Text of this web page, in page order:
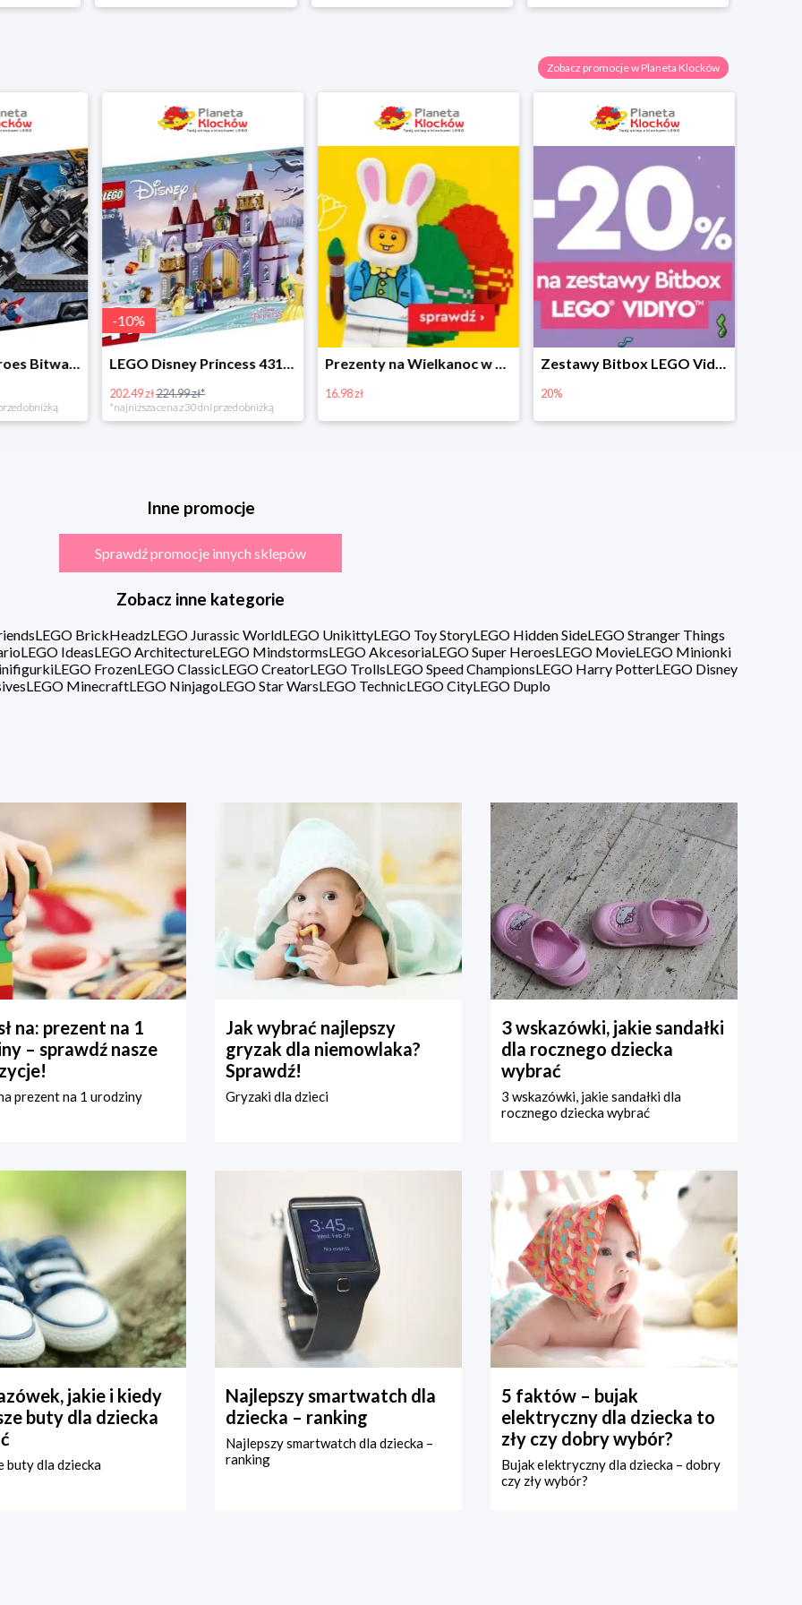
Zobacz promocje w Planeta Klocków
LEGO Super Heroes Bitwa powietrzna w super cenie
obniżką
10%
LEGO Disney Princess 43180 Zimowe święto w zamku Belli
202.49 zł224.99 zł*
*najniższa cena z 30 dni przed obniżką
Prezenty na Wielkanoc w Planecie Klocków od 16,99 zł
16.98 zł
Zestawy Bitbox LEGO Vidiyo w Planecie Klocków -20%
20%
Inne promocje
Sprawdź promocje innych sklepów
Zobacz inne kategorie
LEGO BrickHeadzLEGO Jurassic WorldLEGO UnikittyLEGO Toy StoryLEGO Hidden SideLEGO Stranger Things
LEGO IdeasLEGO ArchitectureLEGO MindstormsLEGO AkcesoriaLEGO Super HeroesLEGO MovieLEGO Minionki
LEGO FrozenLEGO ClassicLEGO CreatorLEGO TrollsLEGO Speed ChampionsLEGO Harry PotterLEGO Disney
LEGO MinecraftLEGO NinjagoLEGO Star WarsLEGO TechnicLEGO CityLEGO Duplo
na: prezent na 1
– sprawdź nasze
prezent na 1 urodziny
Jak wybrać najlepszy
gryzak dla niemowlaka?
Sprawdź!
Gryzaki dla dzieci
3 wskazówki, jakie sandałki
dla rocznego dziecka
wybrać
3 wskazówki, jakie sandałki dla
rocznego dziecka wybrać
jakie i kiedy
buty dla dziecka
buty dla dziecka
Najlepszy smartwatch dla
dziecka – ranking
Najlepszy smartwatch dla dziecka –
ranking
5 faktów – bujak
elektryczny dla dziecka to
zły czy dobry wybór?
Bujak elektryczny dla dziecka – dobry
czy zły wybór?